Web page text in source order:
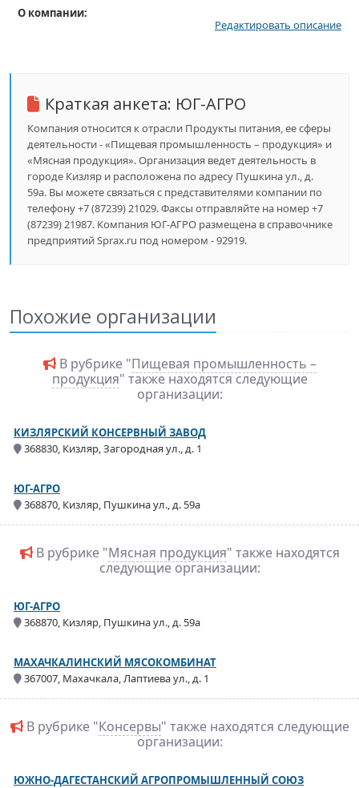
О компании:
Редактировать описание
Краткая анкета: ЮГ-АГРО
Компания относится к отрасли Продукты питания, ее сферы
деятельности - «Пищевая промышленность – продукция» и
«Мясная продукция». Организация ведет деятельность в
городе Кизляр и расположена по адресу Пушкина ул., д.
59а. Вы можете связаться с представителями компании по
телефону +7 (87239) 21029. Факсы отправляйте на номер +7
(87239) 21987. Компания ЮГ-АГРО размещена в справочнике
предприятий Sprax.ru под номером - 92919.
Похожие организации
В рубрике "Пищевая промышленность –
продукция" также находятся следующие
организации:
КИЗЛЯРСКИЙ КОНСЕРВНЫЙ ЗАВОД
368830, Кизляр, Загородная ул., д. 1
ЮГ-АГРО
368870, Кизляр, Пушкина ул., д. 59а
В рубрике "Мясная продукция" также находятся
следующие организации:
ЮГ-АГРО
368870, Кизляр, Пушкина ул., д. 59а
МАХАЧКАЛИНСКИЙ МЯСОКОМБИНАТ
367007, Махачкала, Лаптиева ул., д. 1
В рубрике "Консервы" также находятся следующие
организации:
ЮЖНО-ДАГЕСТАНСКИЙ АГРОПРОМЫШЛЕННЫЙ СОЮЗ